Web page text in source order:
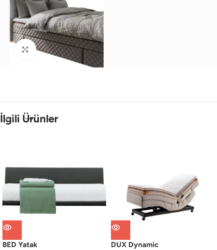
Büyütmek için tıklayın
İlgili Ürünler
BED Yatak DUX Dynamic